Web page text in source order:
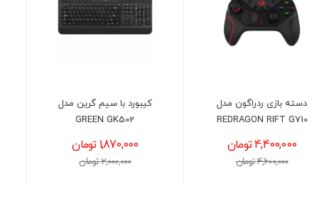
کیبورد با سیم گرین مدل
GREEN GK502
1,870,000 تومان
2,000,000 تومان
کیبورد بی سیم گرین مدل
GREEN GK306W
1,550,000 تومان
1,650,000 تومان